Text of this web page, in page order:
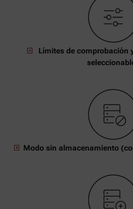
Límites de comprobación
Modo sin almacenamiento